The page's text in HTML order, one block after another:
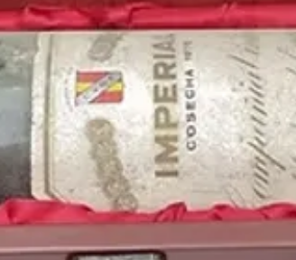
Vinos de 1985
1985 fue una
plena
vino nacional.
Si quieres
otros años
👉 https://